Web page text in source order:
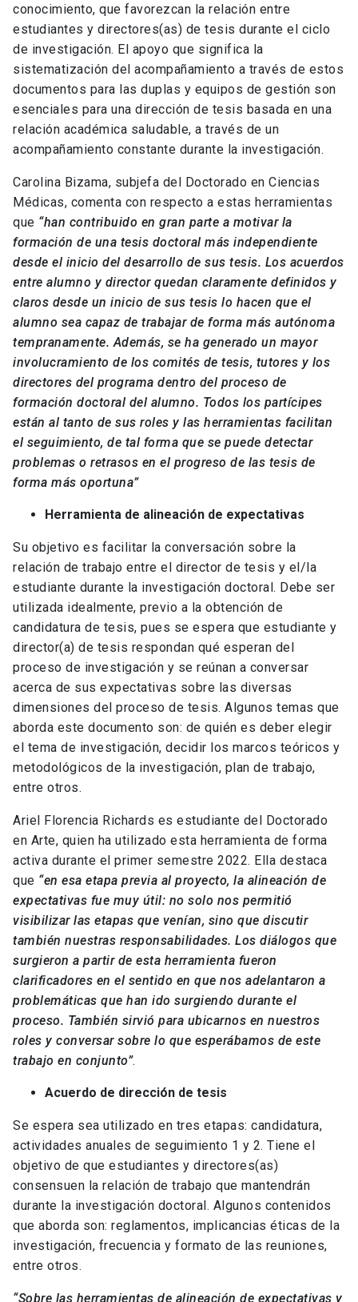
conocimiento, que favorezcan la relación entre
estudiantes y directores(as) de tesis durante el ciclo
de investigación. El apoyo que significa la
sistematización del acompañamiento a través de estos
documentos para las duplas y equipos de gestión son
esenciales para una dirección de tesis basada en una
relación académica saludable, a través de un
acompañamiento constante durante la investigación.
Carolina Bizama, subjefa del Doctorado en Ciencias
Médicas, comenta con respecto a estas herramientas
que “han contribuido en gran parte a motivar la
formación de una tesis doctoral más independiente
desde el inicio del desarrollo de sus tesis. Los acuerdos
entre alumno y director quedan claramente definidos y
claros desde un inicio de sus tesis lo hacen que el
alumno sea capaz de trabajar de forma más autónoma
tempranamente. Además, se ha generado un mayor
involucramiento de los comités de tesis, tutores y los
directores del programa dentro del proceso de
formación doctoral del alumno. Todos los partícipes
están al tanto de sus roles y las herramientas facilitan
el seguimiento, de tal forma que se puede detectar
problemas o retrasos en el progreso de las tesis de
forma más oportuna”
Herramienta de alineación de expectativas
Su objetivo es facilitar la conversación sobre la
relación de trabajo entre el director de tesis y el/la
estudiante durante la investigación doctoral. Debe ser
utilizada idealmente, previo a la obtención de
candidatura de tesis, pues se espera que estudiante y
director(a) de tesis respondan qué esperan del
proceso de investigación y se reúnan a conversar
acerca de sus expectativas sobre las diversas
dimensiones del proceso de tesis. Algunos temas que
aborda este documento son: de quién es deber elegir
el tema de investigación, decidir los marcos teóricos y
metodológicos de la investigación, plan de trabajo,
entre otros.
Ariel Florencia Richards es estudiante del Doctorado
en Arte, quien ha utilizado esta herramienta de forma
activa durante el primer semestre 2022. Ella destaca
que “en esa etapa previa al proyecto, la alineación de
expectativas fue muy útil: no solo nos permitió
visibilizar las etapas que venían, sino que discutir
también nuestras responsabilidades. Los diálogos que
surgieron a partir de esta herramienta fueron
clarificadores en el sentido en que nos adelantaron a
problemáticas que han ido surgiendo durante el
proceso. También sirvió para ubicarnos en nuestros
roles y conversar sobre lo que esperábamos de este
trabajo en conjunto”.
Acuerdo de dirección de tesis
Se espera sea utilizado en tres etapas: candidatura,
actividades anuales de seguimiento 1 y 2. Tiene el
objetivo de que estudiantes y directores(as)
consensuen la relación de trabajo que mantendrán
durante la investigación doctoral. Algunos contenidos
que aborda son: reglamentos, implicancias éticas de la
investigación, frecuencia y formato de las reuniones,
entre otros.
“Sobre las herramientas de alineación de expectativas y